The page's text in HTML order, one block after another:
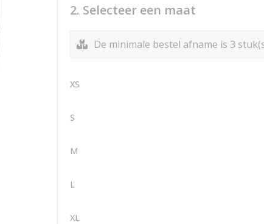
2. Selecteer een maat
De minimale bestel afname is 3
XS
S
M
L
XL